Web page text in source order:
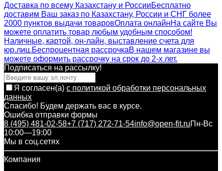
Доставка по всему Казахстану и РоссииБесплатно
доставим Ваш заказ по Казахстану, России и СНГ более
2000 пунктов выдачи товаровОплата онлайнНа сайте Вы
можете оплатить товар любым удобным способом!
Наличные, картой, он-лайн, выставление счета для
юр.лиц.Беспроцентная рассрочкаВ нашем магазине вы
можете оформить рассрочку на срок до 2-х лет.
Подписаться на рассылкy!
Я согласен(a) с политикой обработки персональных
данных
Спасибо! Будем держать вас в курсе.
Ошибка отправки формы
8 (495) 481-02-58+7 (717) 272-71-54info@open-fit.ruПн-Вс
10:00—19:00
Мы в соц.сетях
Компания